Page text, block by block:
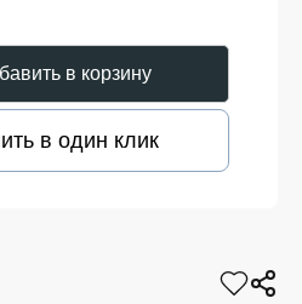
в корзину
в один клик